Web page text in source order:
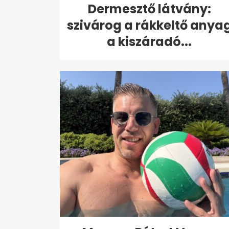
Dermesztő látvány:
szivárog a rákkeltő
a kiszáradó...